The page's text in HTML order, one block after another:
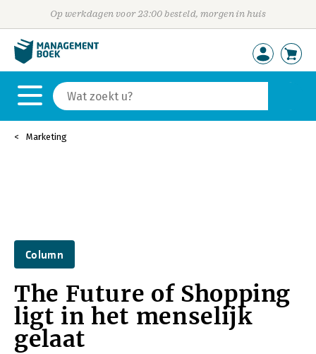
Op werkdagen voor 23:00 besteld, morgen in huis
Marketing
Column
The Future of Shopping
ligt in het menselijk
gelaat